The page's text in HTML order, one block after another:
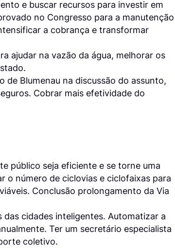
e buscar recursos para investir em
no Congresso para a manutenção
a cobrança e transformar
ajudar na vazão da água, melhorar os
de Blumenau na discussão do assunto,
Cobrar mais efetividade do
público seja eficiente e se torne uma
o número de ciclovias e ciclofaixas para
Conclusão prolongamento da Via
das cidades inteligentes. Automatizar a
Ter um secretário especialista
coletivo.